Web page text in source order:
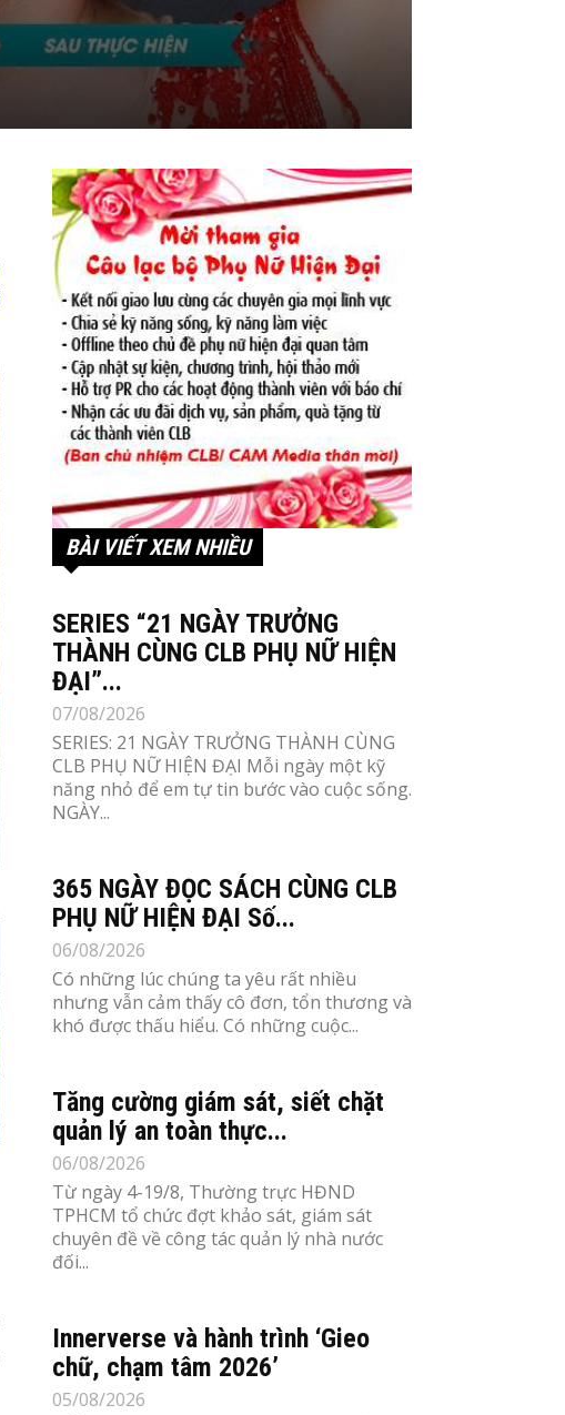
BÀI VIẾT XEM NHIỀU
SERIES “21 NGÀY TRƯỞNG
THÀNH CÙNG CLB PHỤ NỮ HIỆN
ĐẠI”...
07/08/2026
SERIES: 21 NGÀY TRƯỞNG THÀNH CÙNG
CLB PHỤ NỮ HIỆN ĐẠI Mỗi ngày một kỹ
năng nhỏ để em tự tin bước vào cuộc sống.
NGÀY...
365 NGÀY ĐỌC SÁCH CÙNG CLB
PHỤ NỮ HIỆN ĐẠI Số...
06/08/2026
Có những lúc chúng ta yêu rất nhiều
nhưng vẫn cảm thấy cô đơn, tổn thương và
khó được thấu hiểu. Có những cuộc...
Tăng cường giám sát, siết chặt
quản lý an toàn thực...
06/08/2026
Từ ngày 4-19/8, Thường trực HĐND
TPHCM tổ chức đợt khảo sát, giám sát
chuyên đề về công tác quản lý nhà nước
đối...
Innerverse và hành trình ‘Gieo
chữ, chạm tâm 2026’
05/08/2026